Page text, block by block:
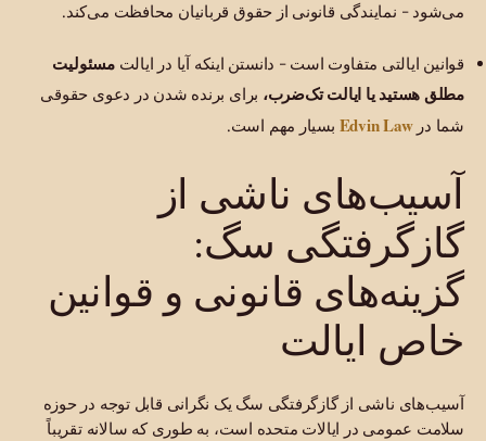
می‌شود - نمایندگی قانونی از حقوق قربانیان محافظت می‌کند.
قوانین ایالتی متفاوت است - دانستن اینکه آیا در ایالتمسئولیت
مطلق هستید یا ایالت تک‌ضرب، برای برنده شدن در دعوی حقوقی
شما درEdvin Law بسیار مهم است.
آسیب‌های ناشی از
گازگرفتگی سگ:
گزینه‌های قانونی و قوانین
خاص ایالت
آسیب‌های ناشی از گازگرفتگی سگ یک نگرانی قابل توجه در حوزه
سلامت عمومی در ایالات متحده است، به طوری که سالانه تقریباً